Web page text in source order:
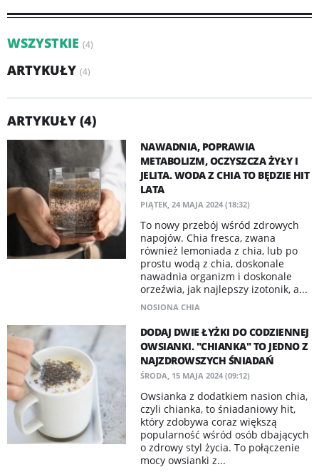
WSZYSTKIE (4)
ARTYKUŁY (4)
ARTYKUŁY (4)
NAWADNIA, POPRAWIA
METABOLIZM, OCZYSZCZA ŻYŁY I
JELITA. WODA Z CHIA TO BĘDZIE HIT
LATA
PIĄTEK, 24 MAJA 2024 (18:32)
To nowy przebój wśród zdrowych
napojów. Chia fresca, zwana
również lemoniada z chia, lub po
prostu wodą z chia, doskonale
nawadnia organizm i doskonale
orzeźwia, jak najlepszy izotonik, a...
NOSIONA CHIA
DODAJ DWIE ŁYŻKI DO CODZIENNEJ
OWSIANKI. "CHIANKA" TO JEDNO Z
NAJZDROWSZYCH ŚNIADAŃ
ŚRODA, 15 MAJA 2024 (09:12)
Owsianka z dodatkiem nasion chia,
czyli chianka, to śniadaniowy hit,
który zdobywa coraz większą
popularność wśród osób dbających
o zdrowy styl życia. To połączenie
mocy owsianki z...